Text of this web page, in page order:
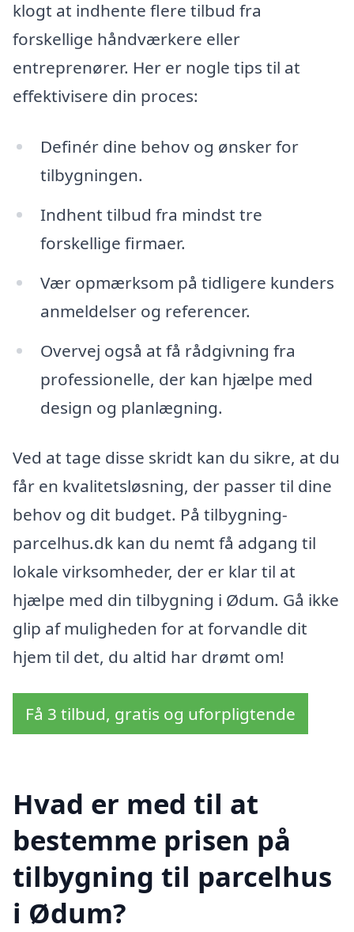
klogt at indhente flere tilbud fra
forskellige håndværkere eller
entreprenører. Her er nogle tips til at
effektivisere din proces:
Definér dine behov og ønsker for
tilbygningen.
Indhent tilbud fra mindst tre
forskellige firmaer.
Vær opmærksom på tidligere kunders
anmeldelser og referencer.
Overvej også at få rådgivning fra
professionelle, der kan hjælpe med
design og planlægning.
Ved at tage disse skridt kan du sikre, at du
får en kvalitetsløsning, der passer til dine
behov og dit budget. På tilbygning-
parcelhus.dk kan du nemt få adgang til
lokale virksomheder, der er klar til at
hjælpe med din tilbygning i Ødum. Gå ikke
glip af muligheden for at forvandle dit
hjem til det, du altid har drømt om!
Få 3 tilbud, gratis og uforpligtende
Hvad er med til at
bestemme prisen på
tilbygning til parcelhus
i Ødum?